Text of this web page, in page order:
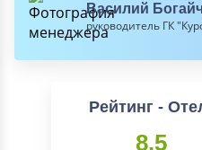
Василий
руководитель ГК
Рейтинг -
8.5